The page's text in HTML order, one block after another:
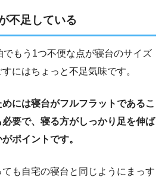
不足している
でもう1つ不便な点が寝台のサイズ
にはちょっと不足気味です。
には寝台がフルフラットであるこ
要で、寝る方がしっかり足を伸ば
ポイントです。
も自宅の寝台と同じようにまっす